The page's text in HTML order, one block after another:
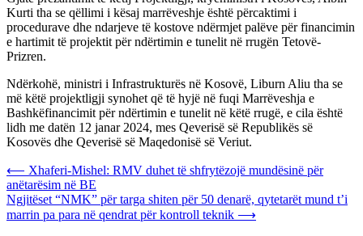
Kurti tha se qëllimi i kësaj marrëveshje është përcaktimi i
procedurave dhe ndarjeve të kostove ndërmjet palëve për financimin
e hartimit të projektit për ndërtimin e tunelit në rrugën Tetovë-
Prizren.
Ndërkohë, ministri i Infrastrukturës në Kosovë, Liburn Aliu tha se
më këtë projektligji synohet që të hyjë në fuqi Marrëveshja e
Bashkëfinancimit për ndërtimin e tunelit në këtë rrugë, e cila është
lidh me datën 12 janar 2024, mes Qeverisë së Republikës së
Kosovës dhe Qeverisë së Maqedonisë së Veriut.
Post
navigation
⟵ Xhaferi-Mishel: RMV duhet të shfrytëzojë mundësinë për
anëtarësim në BE
Ngjitëset “NMK” për targa shiten për 50 denarë, qytetarët mund t’i
marrin pa para në qendrat për kontroll teknik ⟶